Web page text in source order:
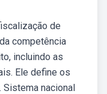
de
competência
incluindo as
Ele define os
nacional